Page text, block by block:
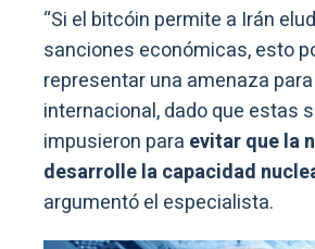
“Si el bitcóin permite a Irán
sanciones económicas, esto
representar una amenaza
internacional, dado que estas
impusieron para evitar que la
desarrolle la capacidad
argumentó el especialista.